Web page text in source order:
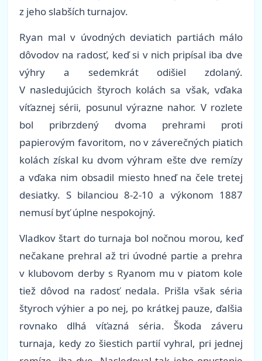
z jeho slabších turnajov.
Ryan mal v úvodných deviatich partiách málo
dôvodov na radosť, keď si v nich pripísal iba dve
výhry a sedemkrát odišiel zdolaný.
V nasledujúcich štyroch kolách sa však, vďaka
víťaznej sérii, posunul výrazne nahor. V rozlete
bol pribrzdený dvoma prehrami proti
papierovým favoritom, no v záverečných piatich
kolách získal ku dvom výhram ešte dve remízy
a vďaka nim obsadil miesto hneď na čele tretej
desiatky. S bilanciou 8-2-10 a výkonom 1887
nemusí byť úplne nespokojný.
Vladkov štart do turnaja bol nočnou morou, keď
nečakane prehral až tri úvodné partie a prehra
v klubovom derby s Ryanom mu v piatom kole
tiež dôvod na radosť nedala. Prišla však séria
štyroch výhier a po nej, po krátkej pauze, ďalšia
rovnako dlhá víťazná séria. Škoda záveru
turnaja, kedy zo šiestich partií vyhral, pri jednej